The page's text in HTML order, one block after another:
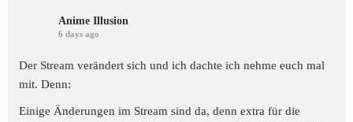
Anime Illusion
6 days ago
Der Stream verändert sich und ich dachte ich nehme euch mal
mit. Denn:
Einige Änderungen im Stream sind da, denn extra für die